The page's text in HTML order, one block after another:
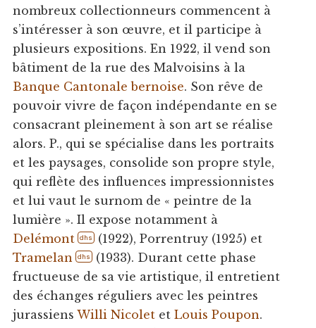
nombreux collectionneurs commencent à
s’intéresser à son œuvre, et il participe à
plusieurs expositions. En 1922, il vend son
bâtiment de la rue des Malvoisins à la
Banque Cantonale bernoise. Son rêve de
pouvoir vivre de façon indépendante en se
consacrant pleinement à son art se réalise
alors. P., qui se spécialise dans les portraits
et les paysages, consolide son propre style,
qui reflète des influences impressionnistes
et lui vaut le surnom de « peintre de la
lumière ». Il expose notamment à
Delémont
dhs (1922), Porrentruy (1925) et
Tramelan
dhs (1933). Durant cette phase
fructueuse de sa vie artistique, il entretient
des échanges réguliers avec les peintres
jurassiens Willi Nicoletet Louis Poupon.